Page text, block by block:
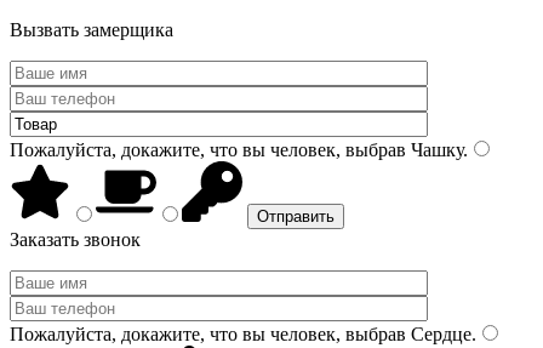
Вызвать замерщика
Пожалуйста, докажите, что вы человек, выбрав Чашку.
Заказать звонок
Пожалуйста, докажите, что вы человек, выбрав Сердце.